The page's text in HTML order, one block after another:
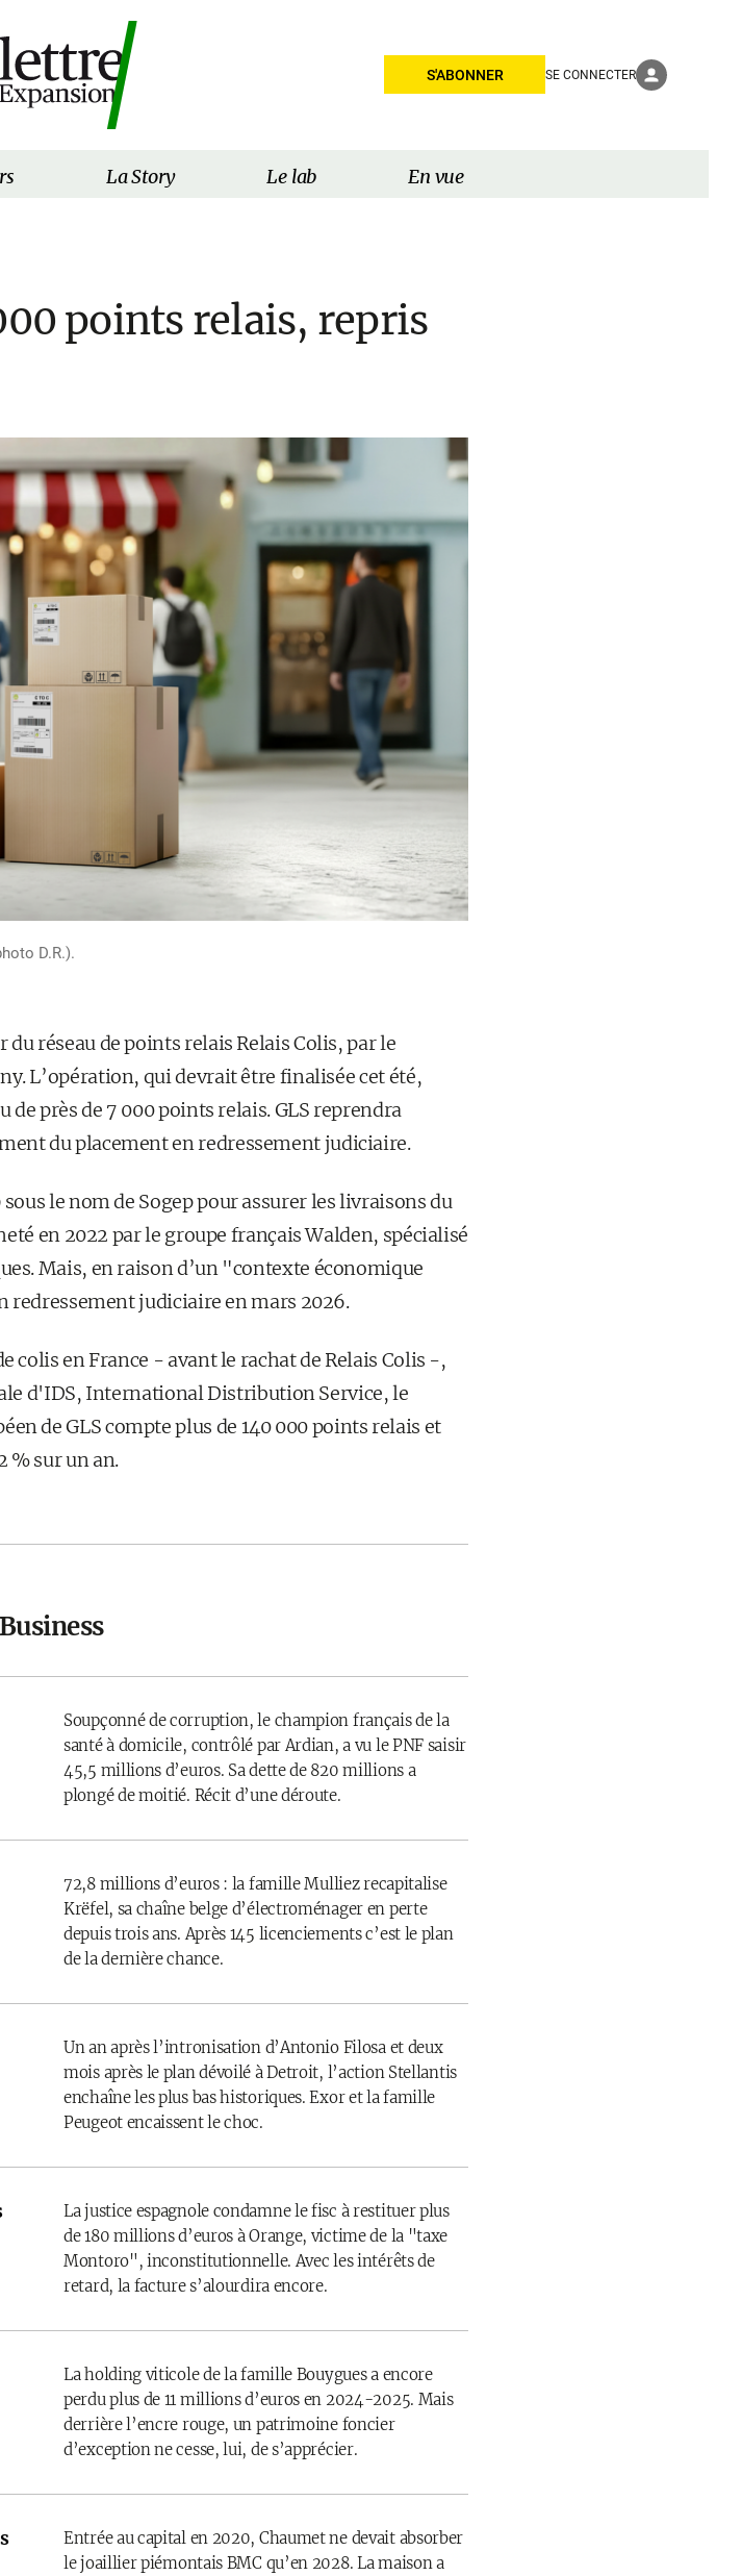
S'ABONNER SE CONNECTER
La Story Le lab En vue
points relais, repris
D.R.).
réseau de points relais Relais Colis, par le
L’opération, qui devrait être finalisée cet été,
de près de 7 000 points relais. GLS reprendra
du placement en redressement judiciaire.
le nom de Sogep pour assurer les livraisons du
en 2022 par le groupe français Walden, spécialisé
Mais, en raison d’un "contexte économique
redressement judiciaire en mars 2026.
colis en France - avant le rachat de Relais Colis -,
d'IDS, International Distribution Service, le
de GLS compte plus de 140 000 points relais et
% sur un an.
Soupçonné de corruption, le champion français de la
santé à domicile, contrôlé par Ardian, a vu le PNF saisir
45,5 millions d’euros. Sa dette de 820 millions a
plongé de moitié. Récit d’une déroute.
72,8 millions d’euros : la famille Mulliez recapitalise
Krëfel, sa chaîne belge d’électroménager en perte
depuis trois ans. Après 145 licenciements c’est le plan
de la dernière chance.
Un an après l’intronisation d’Antonio Filosa et deux
mois après le plan dévoilé à Detroit, l’action Stellantis
enchaîne les plus bas historiques. Exor et la famille
Peugeot encaissent le choc.
La justice espagnole condamne le fisc à restituer plus
de 180 millions d’euros à Orange, victime de la "taxe
Montoro", inconstitutionnelle. Avec les intérêts de
retard, la facture s’alourdira encore.
La holding viticole de la famille Bouygues a encore
perdu plus de 11 millions d’euros en 2024-2025. Mais
derrière l’encre rouge, un patrimoine foncier
d’exception ne cesse, lui, de s’apprécier.
Entrée au capital en 2020, Chaumet ne devait absorber
le joaillier piémontais BMC qu’en 2028. La maison a